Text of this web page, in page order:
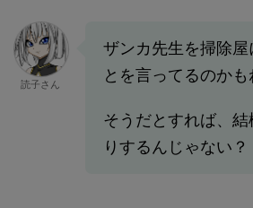
読子さん
ザンカ先生を掃除屋
とを言ってるのかも
そうだとすれば、
りするんじゃない？